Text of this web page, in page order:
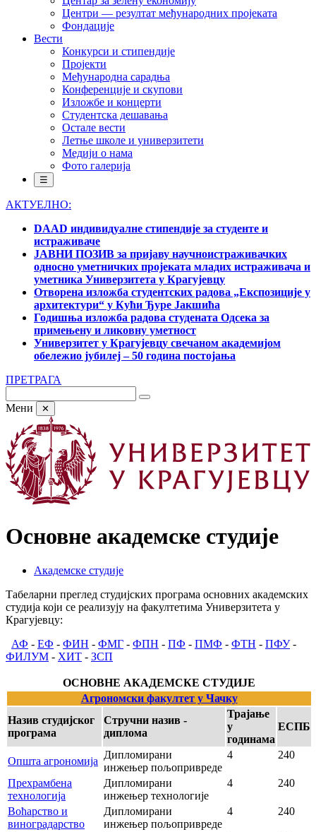
Центри — резултат међународних пројеката
Фондације
Вести
Конкурси и стипендије
Пројекти
Међународна сарадња
Конференције и скупови
Изложбе и концерти
Студентска дешавања
Остале вести
Летње школе и универзитети
Медији о нама
Фото галерија
☰
АКТУЕЛНО:
DAAD индивидуалне стипендије за студенте и
истраживаче
ЈАВНИ ПОЗИВ за пријаву научноистраживачких
односно уметничких пројеката младих истраживача и
уметника Универзитета у Крагујевцу
Отворена изложба студентских радова „Експозиције у
архитектури“ у Кући Ђуре Јакшића
Годишња изложба радова студената Одсека за
примењену и ликовну уметност
Универзитет у Крагујевцу свечаном академијом
обележио јубилеј – 50 година постојања
ПРЕТРАГА
Мени ✕
Основне академске студије
Академске студије
Табеларни преглед студијских програма основних академских
студија који се реализују на факултетима Универзитета у
Крагујевцу:
АФ - ЕФ - ФИН - ФМГ - ФПН - ПФ - ПМФ - ФТН - ПФУ-
ФИЛУМ - ХИТ - ЗСП
ОСНОВНЕ АКАДЕМСКЕ СТУДИЈЕ
Агрономски факултет у Чачку
Назив студијског
програма
Стручни назив -
диплома
Трајање
у
годинама
ЕСПБ
Општа агрономија
Дипломирани
инжењер пољопривреде
4 240
Прехрамбена
технологија
Дипломирани
инжењер технологије
4 240
Воћарство и
виноградарство
Дипломирани
инжењер пољопривреде
4 240